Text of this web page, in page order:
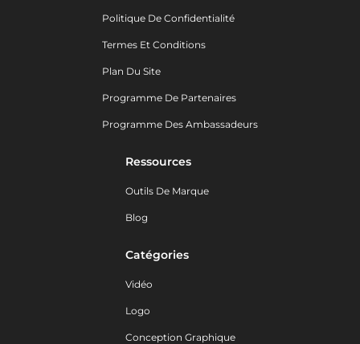
Politique De Confidentialité
Termes Et Conditions
Plan Du Site
Programme De Partenaires
Programme Des Ambassadeurs
Ressources
Outils De Marque
Blog
Catégories
Vidéo
Logo
Conception Graphique